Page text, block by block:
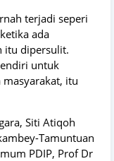
terjadi seperi
ada
itu dipersulit.
untuk
itu
Siti Atiqoh
Tamuntuan
PDIP, Prof Dr